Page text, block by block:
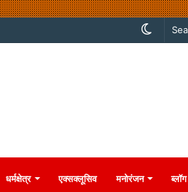
Switch
धर्मक्षेत्र एक्सक्लूसिव मनोरंजन ब्लॉग